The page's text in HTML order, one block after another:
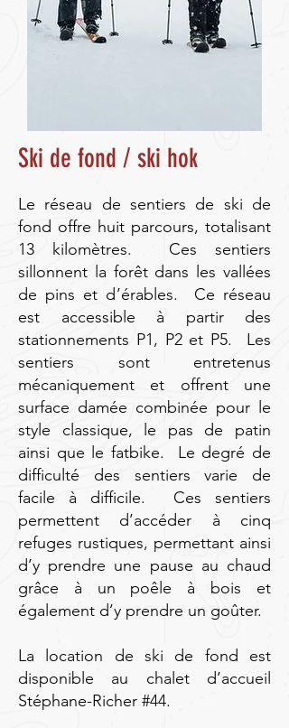
Ski de fond / ski hok
Le réseau de sentiers de ski de
fond offre huit parcours, totalisant
13 kilomètres. Ces sentiers
sillonnent la forêt dans les vallées
de pins et d’érables. Ce réseau
est accessible à partir des
stationnements P1, P2 et P5. Les
sentiers sont entretenus
mécaniquement et offrent une
surface damée combinée pour le
style classique, le pas de patin
ainsi que le fatbike. Le degré de
difficulté des sentiers varie de
facile à difficile. Ces sentiers
permettent d’accéder à cinq
refuges rustiques, permettant ainsi
d’y prendre une pause au chaud
grâce à un poêle à bois et
également d’y prendre un goûter.
La location de ski de fond est
disponible au chalet d’accueil
Stéphane-Richer #44.